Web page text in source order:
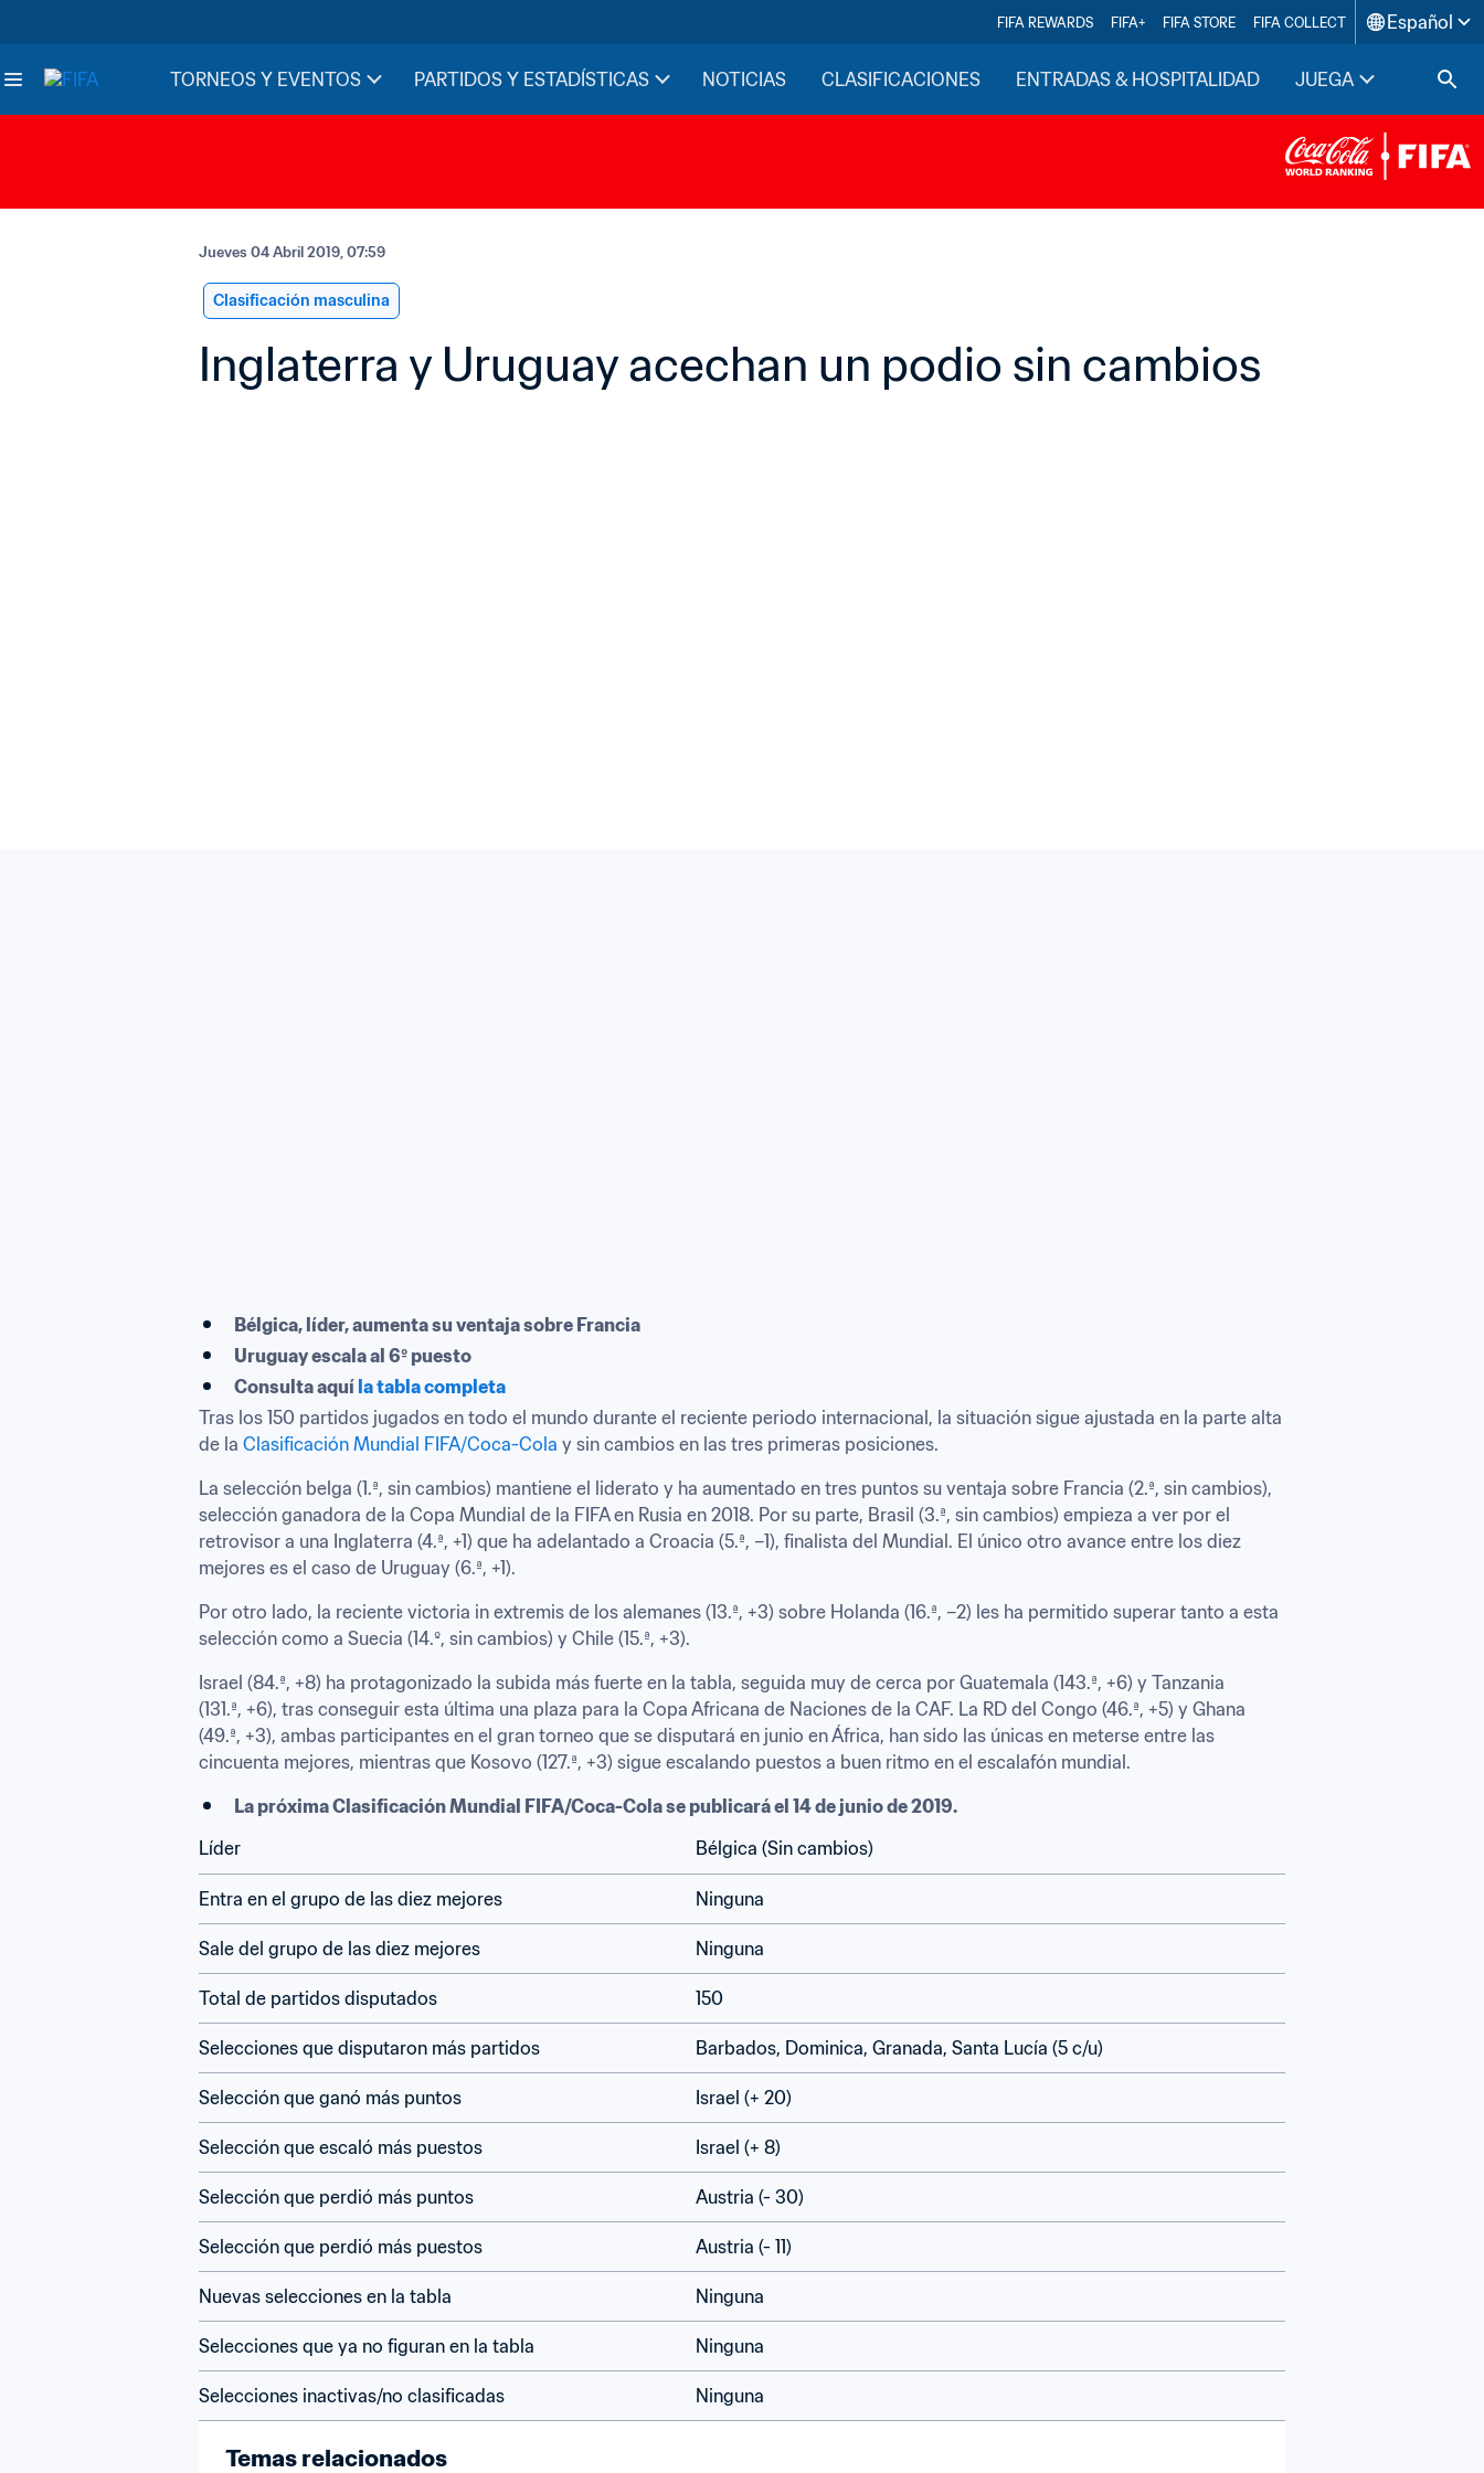
FIFA REWARDS FIFA+ FIFA STORE FIFA COLLECT Español
TORNEOS Y EVENTOS PARTIDOS Y ESTADÍSTICAS NOTICIAS CLASIFICACIONES ENTRADAS & HOSPITALIDAD JUEGA INSIDE
Jueves 04 Abril 2019, 07:59
Clasificación masculina
Inglaterra y Uruguay acechan un podio sin cambios
Bélgica, líder, aumenta su ventaja sobre Francia
Uruguay escala al 6º puesto
Consulta aquí la tabla completa
Tras los 150 partidos jugados en todo el mundo durante el reciente periodo internacional, la situación sigue ajustada en la parte alta
de la Clasificación Mundial FIFA/Coca-Cola y sin cambios en las tres primeras posiciones.
La selección belga (1.ª, sin cambios) mantiene el liderato y ha aumentado en tres puntos su ventaja sobre Francia (2.ª, sin cambios),
selección ganadora de la Copa Mundial de la FIFA en Rusia en 2018. Por su parte, Brasil (3.ª, sin cambios) empieza a ver por el
retrovisor a una Inglaterra (4.ª, +1) que ha adelantado a Croacia (5.ª, –1), finalista del Mundial. El único otro avance entre los diez
mejores es el caso de Uruguay (6.ª, +1).
Por otro lado, la reciente victoria in extremis de los alemanes (13.ª, +3) sobre Holanda (16.ª, –2) les ha permitido superar tanto a esta
selección como a Suecia (14.º, sin cambios) y Chile (15.ª, +3).
Israel (84.ª, +8) ha protagonizado la subida más fuerte en la tabla, seguida muy de cerca por Guatemala (143.ª, +6) y Tanzania
(131.ª, +6), tras conseguir esta última una plaza para la Copa Africana de Naciones de la CAF. La RD del Congo (46.ª, +5) y Ghana
(49.ª, +3), ambas participantes en el gran torneo que se disputará en junio en África, han sido las únicas en meterse entre las
cincuenta mejores, mientras que Kosovo (127.ª, +3) sigue escalando puestos a buen ritmo en el escalafón mundial.
La próxima Clasificación Mundial FIFA/Coca-Cola se publicará el 14 de junio de 2019.
Líder
Bélgica (Sin cambios)
Entra en el grupo de las diez mejores Ninguna
Sale del grupo de las diez mejores Ninguna
Total de partidos disputados 150
Selecciones que disputaron más partidos Barbados, Dominica, Granada, Santa Lucía (5 c/u)
Selección que ganó más puntos Israel (+ 20)
Selección que escaló más puestos Israel (+ 8)
Selección que perdió más puntos Austria (- 30)
Selección que perdió más puestos Austria (- 11)
Nuevas selecciones en la tabla Ninguna
Selecciones que ya no figuran en la tabla Ninguna
Selecciones inactivas/no clasificadas Ninguna
Temas relacionados